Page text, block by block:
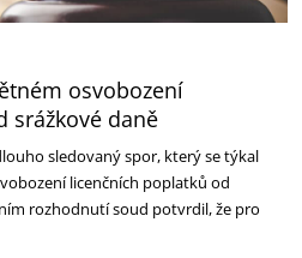
osvobození
srážkové daně
sledovaný spor, který se týkal
licenčních poplatků od
rozhodnutí soud potvrdil, že pro